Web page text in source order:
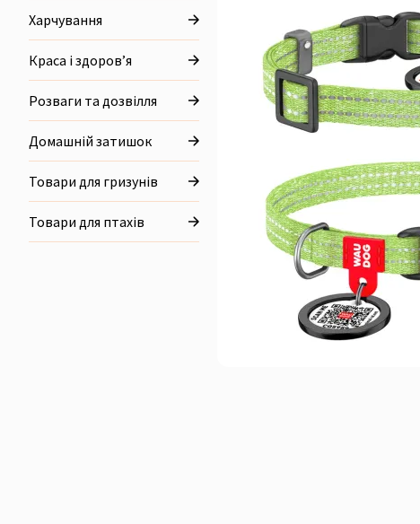
Харчування
Краса і здоров’я
Розваги та дозвілля
Домашній затишок
Товари для гризунів
Товари для птахів